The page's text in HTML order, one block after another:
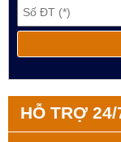
HỖ TRỢ 24/